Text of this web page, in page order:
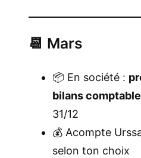
📆 Mars
📦 En société :
bilans
31/12
💰 Acompte
selon ton choix